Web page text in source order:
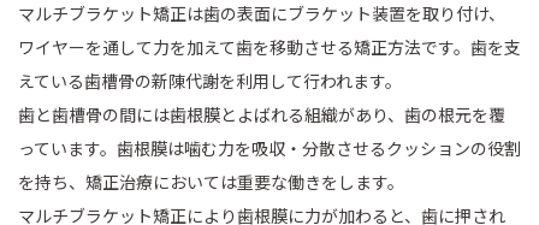
マルチブラケット矯正は歯の表面にブラケット装置を取り付け、
ワイヤーを通して力を加えて歯を移動させる矯正方法です。歯を支
えている歯槽骨の新陳代謝を利用して行われます。
歯と歯槽骨の間には歯根膜とよばれる組織があり、歯の根元を覆
っています。歯根膜は噛む力を吸収・分散させるクッションの役割
を持ち、矯正治療においては重要な働きをします。
マルチブラケット矯正により歯根膜に力が加わると、歯に押され